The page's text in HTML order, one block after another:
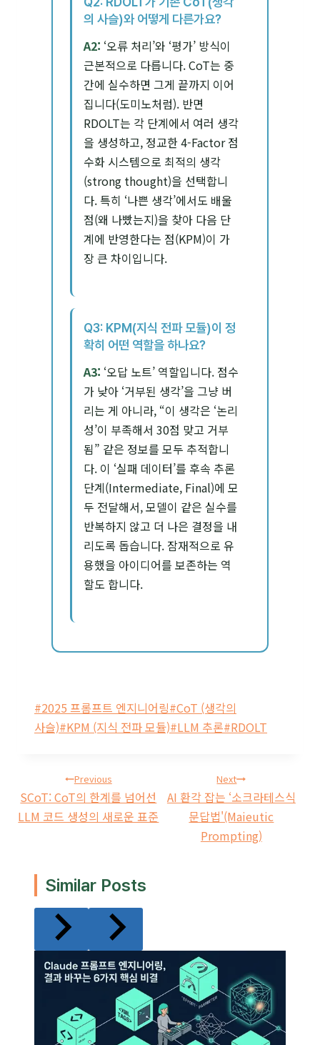
의 사슬)와 어떻게 다른가요?
A2: ‘오류 처리’와 ‘평가’ 방식이
근본적으로 다릅니다. CoT는 중
간에 실수하면 그게 끝까지 이어
집니다(도미노처럼). 반면
RDOLT는 각 단계에서 여러 생각
을 생성하고, 정교한 4-Factor 점
수화 시스템으로 최적의 생각
(strong thought)을 선택합니
다. 특히 ‘나쁜 생각’에서도 배울
점(왜 나빴는지)을 찾아 다음 단
계에 반영한다는 점(KPM)이 가
장 큰 차이입니다.
Q3: KPM(지식 전파 모듈)이 정
확히 어떤 역할을 하나요?
A3: ‘오답 노트’ 역할입니다. 점수
가 낮아 ‘거부된 생각’을 그냥 버
리는 게 아니라, “이 생각은 ‘논리
성’이 부족해서 30점 맞고 거부
됨” 같은 정보를 모두 추적합니
다. 이 ‘실패 데이터’를 후속 추론
단계(Intermediate, Final)에 모
두 전달해서, 모델이 같은 실수를
반복하지 않고 더 나은 결정을 내
리도록 돕습니다. 잠재적으로 유
용했을 아이디어를 보존하는 역
할도 합니다.
Post
Tags:
#2025 프롬프트 엔지니어링#CoT (생각의
사슬)#KPM (지식 전파 모듈)#LLM 추론#RDOLT
탐색
Previous
SCoT: CoT의 한계를 넘어선
LLM 코드 생성의 새로운 표준
Next
AI 환각 잡는 ‘소크라테스식
문답법'(Maieutic
Prompting)
Similar Posts